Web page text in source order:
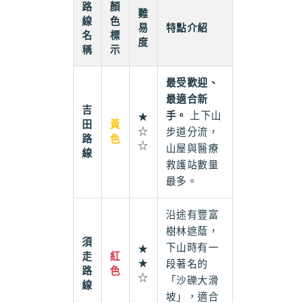
路
線
名
稱
顏
色
標
示
難
易
度
特點介紹
吉
田
路
線
黃
色
★
☆
☆
最受歡迎、
最適合新
手。
上下山
步道分流，
山屋與醫療
救護站數量
最多。
須
走
路
線
紅
色
★
★
☆
沿途有豐富
樹林遮蔭，
下山時有一
段著名的
「沙礫大滑
坡」，適合